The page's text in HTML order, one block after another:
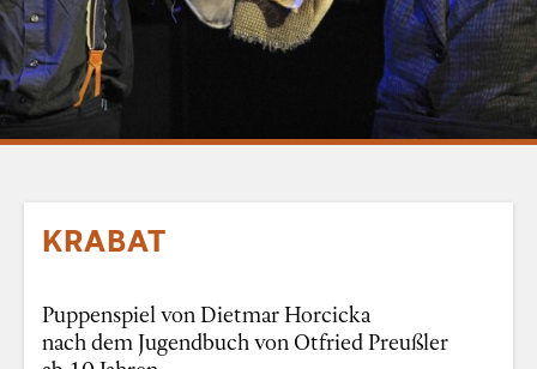
KRABAT
Puppenspiel von Dietmar Horcicka
nach dem Jugendbuch von Otfried Preußler